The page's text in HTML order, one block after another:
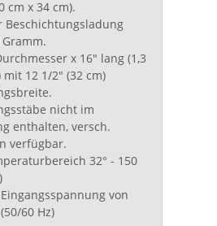
cm x 34 cm).
Beschichtungsladung
x 16" lang (1,3
mit 12 1/2" (32 cm)
nicht im
enthalten, versch.
verfügbar.
32° - 150
von
60 Hz)